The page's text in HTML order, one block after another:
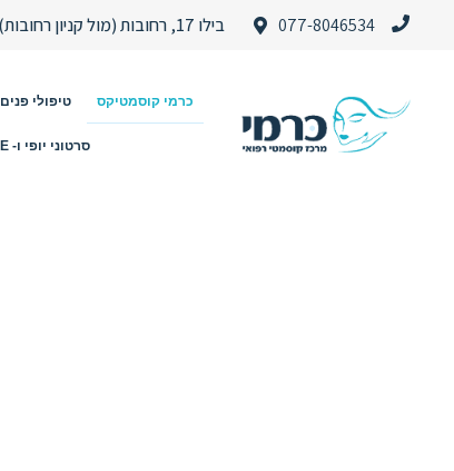
077-8046534 בילו 17, רחובות (מול קניון רחובות)
כרמי קוסמטיקס טיפולי פנים
סרטוני יופי ו- LIFE STYLE